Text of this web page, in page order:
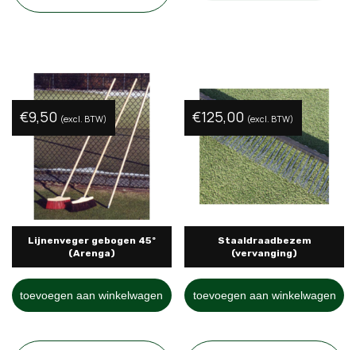
Lijnenveger gebogen 45º
(Arenga)
€9,50 (excl. BTW)
toevoegen aan winkelwagen
Staaldraadbezem
(vervanging)
€125,00 (excl. BTW)
toevoegen aan winkelwagen